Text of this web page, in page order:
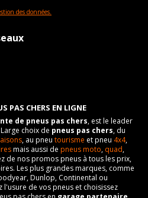
des données.
PAS CHERS EN LIGNE
de pneus pas chers, est le leader
choix de pneus pas chers, du
, au pneu tourisme et pneu 4x4,
mais aussi de pneus moto, quad,
de nos promos pneus à tous les prix,
Les plus grandes marques, comme
Dunlop, Continental ou
l'usure de vos pneus et choisissez